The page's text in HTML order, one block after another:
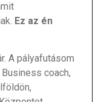
Ez az én
A pályafutásom
coach,